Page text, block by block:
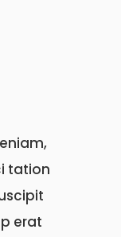
tation
erat